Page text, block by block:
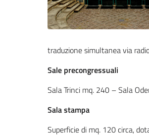
traduzione simultanea via
Sale precongressuali
Sala Trinci mq. 240 – Sala
Sala stampa
Superficie di mq. 120 circa,